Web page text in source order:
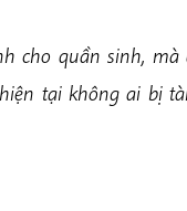
cho quần sinh,
tại không ai bị